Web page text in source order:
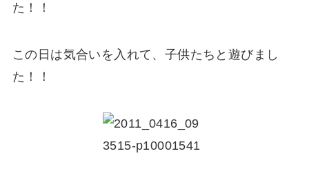
た！！
この日は気合いを入れて、子供たちと遊びまし
た！！